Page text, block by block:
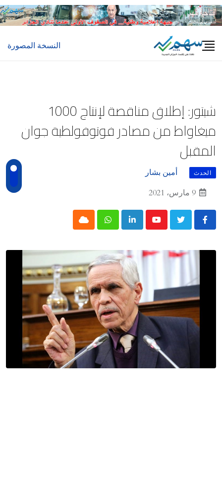
Skip
to
النسخة المصورة
شيتور: إطلاق مناقصة لإنتاج 1000
ميغاواط من مصادر فوتوفولطية جوان
المقبل
الحدث
أمين بشار
9 مارس، 2021
Youtube
LinkedIn
Whatsapp
Cloud